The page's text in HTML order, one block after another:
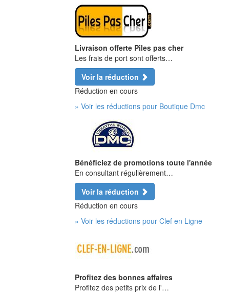
Livraison offerte Piles pas cher
Les frais de port sont offerts…
Voir la réduction
Réduction en cours
» Voir les réductions pour Boutique Dmc
Bénéficiez de promotions toute l'année
En consultant régulièrement…
Voir la réduction
Réduction en cours
» Voir les réductions pour Clef en Ligne
Profitez des bonnes affaires
Profitez des petits prix de l'…